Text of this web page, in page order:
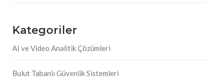
Kategoriler
AI ve Video Analitik Çözümleri
Bulut Tabanlı Güvenlik Sistemleri